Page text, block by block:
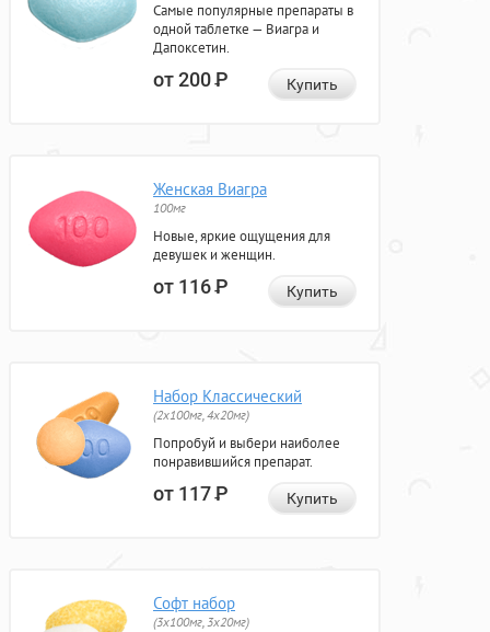
Самые популярные препараты в
одной таблетке — Виагра и
Дапоксетин.
от 200Р Купить
Женская Виагра
100мг
Новые, яркие ощущения для
девушек и женщин.
от 116Р Купить
Набор Классический
(2x100мг, 4x20мг)
Попробуй и выбери наиболее
понравившийся препарат.
от 117Р Купить
Софт набор
(3x100мг, 3x20мг)